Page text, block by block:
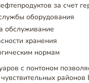
за счет
оборудования
обслуживание
хранения
нормам
с понтоном